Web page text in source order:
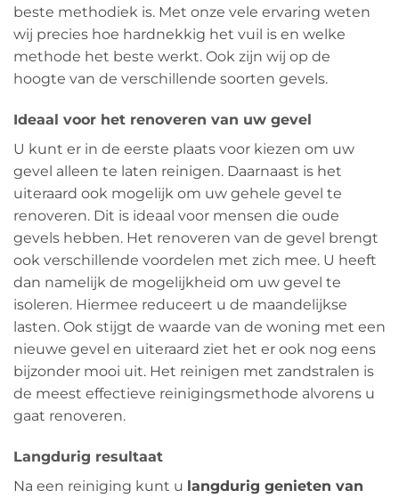
beste methodiek is. Met onze vele ervaring weten
wij precies hoe hardnekkig het vuil is en welke
methode het beste werkt. Ook zijn wij op de
hoogte van de verschillende soorten gevels.
Ideaal voor het renoveren van uw gevel
U kunt er in de eerste plaats voor kiezen om uw
gevel alleen te laten reinigen. Daarnaast is het
uiteraard ook mogelijk om uw gehele gevel te
renoveren. Dit is ideaal voor mensen die oude
gevels hebben. Het renoveren van de gevel brengt
ook verschillende voordelen met zich mee. U heeft
dan namelijk de mogelijkheid om uw gevel te
isoleren. Hiermee reduceert u de maandelijkse
lasten. Ook stijgt de waarde van de woning met een
nieuwe gevel en uiteraard ziet het er ook nog eens
bijzonder mooi uit. Het reinigen met zandstralen is
de meest effectieve reinigingsmethode alvorens u
gaat renoveren.
Langdurig resultaat
Na een reiniging kunt u langdurig genieten van